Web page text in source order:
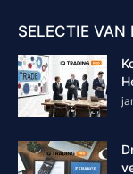
SELECTIE VAN